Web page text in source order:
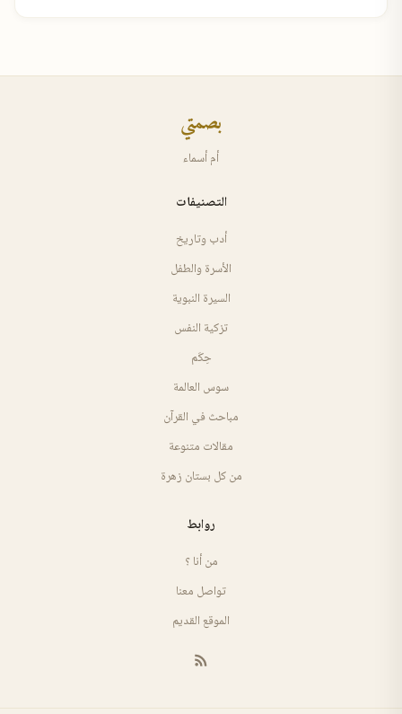
بصمتي
أم أسماء
التصنيفات
أدب وتاريخ
الأسرة والطفل
السيرة النبوية
تزكية النفس
حِكَم
سوس العالمة
مباحث في القرآن
مقالات متنوعة
من كل بستان زهرة
روابط
من أنا ؟
تواصل معنا
الموقع القديم